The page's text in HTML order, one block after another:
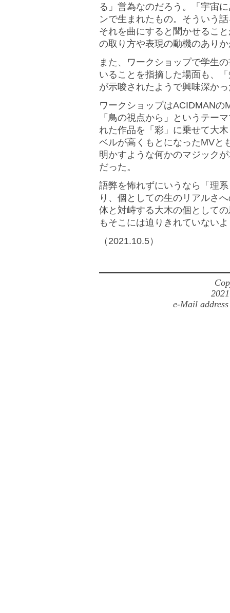
る」営為なのだろう。「宇宙
ンで生まれたもの。そういう
それを曲にすると聞かせるこ
の取り方や表現の動機のあり
また、ワークショップで学生
いることを指摘した場面も、
が示唆されたようで興味深か
ワークショップはACIDMAN
「鳥の視点から」というテー
れた作品を「彩」に乗せて大
ベルが高くもとになったMVと
明かすような何かのマジック
だった。
語弊を怖れずにいうなら「理
り、個としての生のリアルさ
体と対峙する大木の個として
もそこには迫りきれていない
（2021.10.5）
e-Mail